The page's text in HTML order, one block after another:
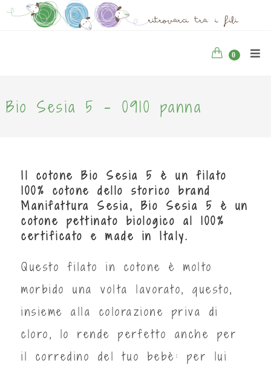
0
Bio Sesia 5 - 0910 panna
Il cotone Bio Sesia 5 è un filato
100% cotone dello storico brand
Manifattura Sesia, Bio Sesia 5 è un
cotone pettinato biologico al 100%
certificato e made in Italy.
Questo filato in cotone è molto
morbido una volta lavorato, questo,
insieme alla colorazione priva di
cloro, lo rende perfetto anche per
il corredino del tuo bebè: per lui